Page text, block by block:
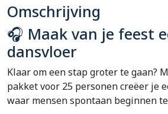
Omschrijving
🎧 Maak van je feest
dansvloer
Klaar om een stap groter te gaan?
pakket voor 25 personen creëer je
waar mensen spontaan beginnen